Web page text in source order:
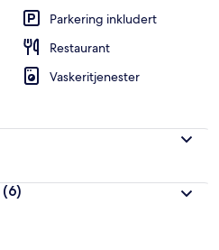
Parkering inkludert
Restaurant
Vaskeritjenester
(6)